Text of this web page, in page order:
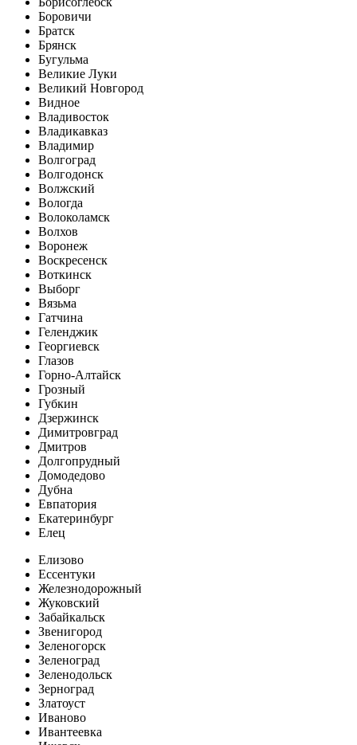
Боровичи
Братск
Брянск
Бугульма
Великие Луки
Великий Новгород
Видное
Владивосток
Владикавказ
Владимир
Волгоград
Волгодонск
Волжский
Вологда
Волоколамск
Волхов
Воронеж
Воскресенск
Воткинск
Выборг
Вязьма
Гатчина
Геленджик
Георгиевск
Глазов
Горно-Алтайск
Грозный
Губкин
Дзержинск
Димитровград
Дмитров
Долгопрудный
Домодедово
Дубна
Евпатория
Екатеринбург
Елец
Елизово
Ессентуки
Железнодорожный
Жуковский
Забайкальск
Звенигород
Зеленогорск
Зеленоград
Зеленодольск
Зерноград
Златоуст
Иваново
Ивантеевка